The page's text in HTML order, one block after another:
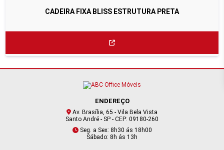
CADEIRA FIXA BLISS ESTRUTURA PRETA
ENDEREÇO
Av. Brasília, 65 - Vila Bela Vista
Santo André - SP - CEP: 09180-260
Seg. a Sex: 8h30 ás 18h00
Sábado: 8h ás 13h